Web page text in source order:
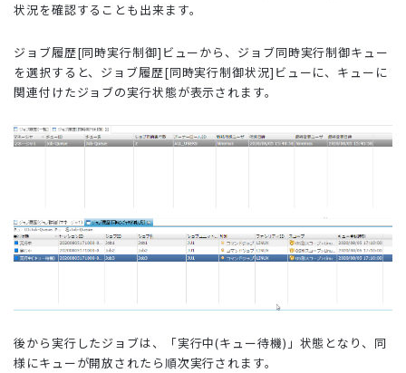
状況を確認することも出来ます。
ジョブ履歴[同時実行制御]ビューから、ジョブ同時実行制御キュー
を選択すると、ジョブ履歴[同時実行制御状況]ビューに、キューに
関連付けたジョブの実行状態が表示されます。
後から実行したジョブは、「実行中(キュー待機)」状態となり、同
様にキューが開放されたら順次実行されます。